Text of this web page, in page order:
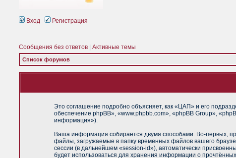
Вход Регистрация
Сообщения без ответов Активные темы
Список форумов
Это соглашение подробно объясняет, как «ЦАП» и его
обеспечение phpBB», «www.phpbb.com», «phpBB Group»,
информация»).
Ваша информация собирается двумя способами. Во-первых,
файлы, загружаемые в папку временных файлов вашего
сессии (в дальнейшем «session-id»), автоматически
будет использоваться для хранения информации о